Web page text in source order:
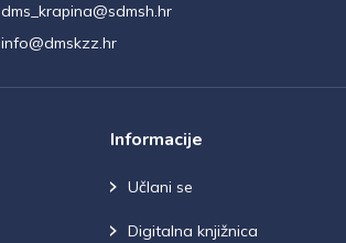
dms_krapina@sdmsh.hr
info@dmskzz.hr
Informacije
Učlani se
Digitalna knjižnica